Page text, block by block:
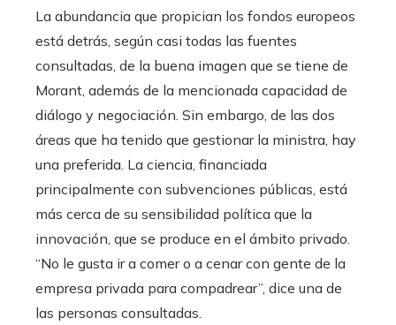
La abundancia que propician los fondos europeos
está detrás, según casi todas las fuentes
consultadas, de la buena imagen que se tiene de
Morant, además de la mencionada capacidad de
diálogo y negociación. Sin embargo, de las dos
áreas que ha tenido que gestionar la ministra, hay
una preferida. La ciencia, financiada
principalmente con subvenciones públicas, está
más cerca de su sensibilidad política que la
innovación, que se produce en el ámbito privado.
“No le gusta ir a comer o a cenar con gente de la
empresa privada para compadrear”, dice una de
las personas consultadas.